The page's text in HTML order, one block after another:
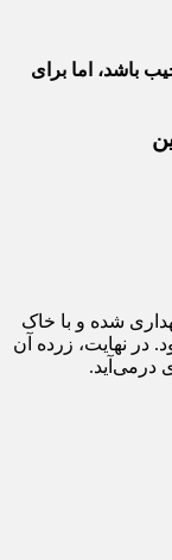
باشد، اما برای
شده و با خاک
در نهایت، زرده آن
درمی‌آید.